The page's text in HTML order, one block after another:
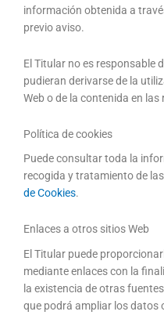
información obtenida a
previo aviso.
El Titular no es responsable
pudieran derivarse de la
Web o de la contenida en las
Política de cookies
Puede consultar toda la
recogida y tratamiento de
de Cookies.
Enlaces a otros sitios Web
El Titular puede
mediante enlaces con la
la existencia de otras
que podrá ampliar los datos